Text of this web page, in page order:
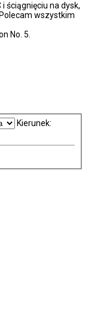
i ściągnięciu na dysk,
wszystkim
No. 5.
Kierunek: